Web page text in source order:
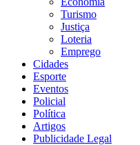
Turismo
Justiça
Loteria
Emprego
Cidades
Esporte
Eventos
Policial
Política
Artigos
Publicidade Legal